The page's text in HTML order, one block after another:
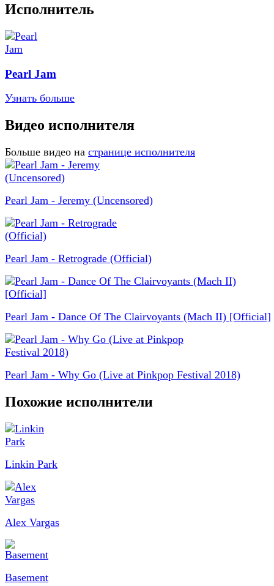
Исполнитель
Pearl Jam
Узнать больше
Видео исполнителя
Больше видео на странице исполнителя
Pearl Jam - Jeremy (Uncensored)
Pearl Jam - Retrograde (Official)
Pearl Jam - Dance Of The Clairvoyants (Mach II) [Official]
Pearl Jam - Why Go (Live at Pinkpop Festival 2018)
Похожие исполнители
Linkin Park
Alex Vargas
Basement